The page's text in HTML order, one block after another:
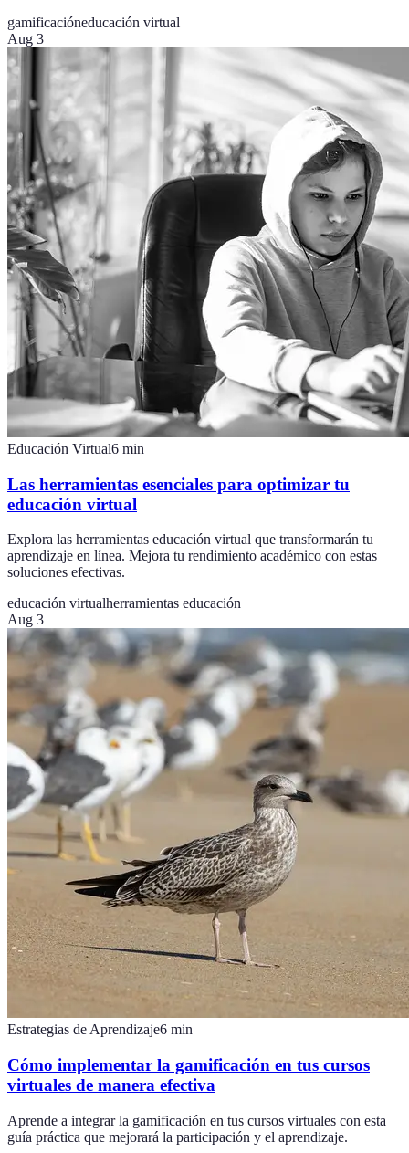
gamificacióneducación virtual
Aug 3
Educación Virtual6 min
Las herramientas esenciales para optimizar tu
educación virtual
Explora las herramientas educación virtual que transformarán tu
aprendizaje en línea. Mejora tu rendimiento académico con estas
soluciones efectivas.
educación virtualherramientas educación
Aug 3
Estrategias de Aprendizaje6 min
Cómo implementar la gamificación en tus cursos
virtuales de manera efectiva
Aprende a integrar la gamificación en tus cursos virtuales con esta
guía práctica que mejorará la participación y el aprendizaje.